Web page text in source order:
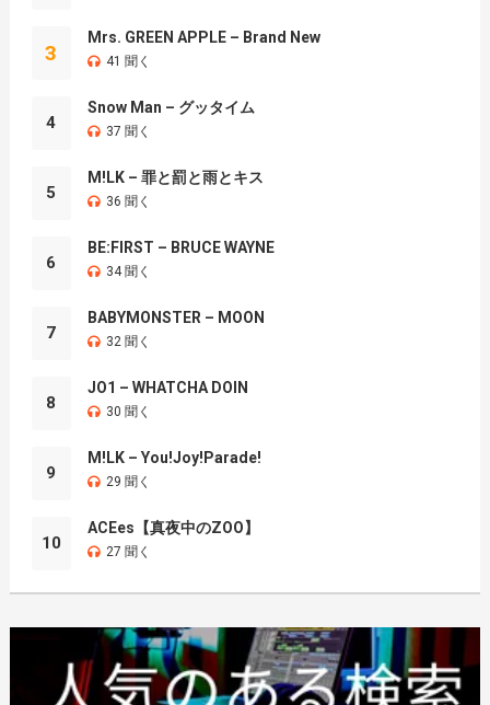
3
Mrs. GREEN APPLE – Brand New
41 聞く
4
Snow Man – グッタイム
37 聞く
5
M!LK – 罪と罰と雨とキス
36 聞く
6
BE:FIRST – BRUCE WAYNE
34 聞く
7
BABYMONSTER – MOON
32 聞く
8
JO1 – WHATCHA DOIN
30 聞く
9
M!LK – You!Joy!Parade!
29 聞く
10
ACEes【真夜中のZOO】
27 聞く